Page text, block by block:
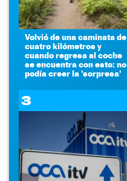
Volvió de una caminata de
cuatro kilómetros y
cuando regresa al coche
se encuentra con esto: no
podía creer la 'sorpresa'
3